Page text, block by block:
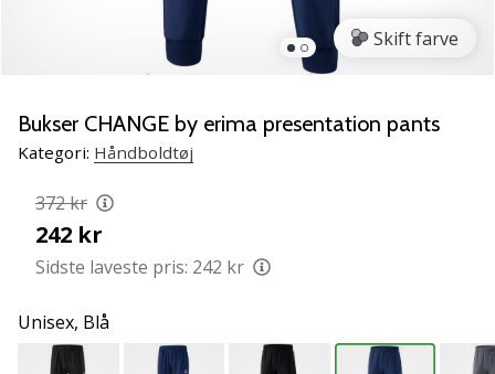
de
PUMA
Accelerate
NITRO
SQD
5
at
kende!
Oplev
Skift farve
Bukser CHANGE by erima presentation pants
Kategori: Håndboldtøj
372 kr
242 kr
Sidste laveste pris: 242 kr
Unisex, Blå